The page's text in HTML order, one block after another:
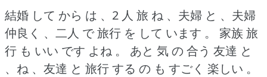
結婚 して から は 、2 人 旅 ね 、夫婦 と 、夫婦
仲良く 、二人 で 旅行 を して います 。
家族 旅
行 も いい です よね 。
あと 気 の 合う 友達 と
、ね 、友達 と 旅行 する の も すごく 楽しい 。